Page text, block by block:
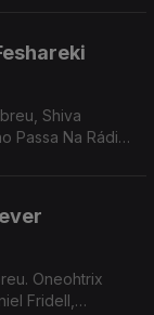
Shiva
Passa Na Rádio.
Oneohtrix
Fridell,